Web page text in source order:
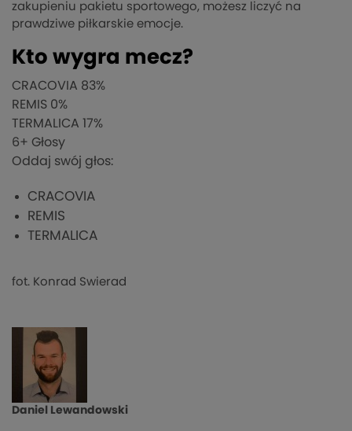
zakupieniu pakietu sportowego, możesz liczyć na
prawdziwe piłkarskie emocje.
Kto wygra mecz?
CRACOVIA 83%
REMIS 0%
TERMALICA 17%
6+ Głosy
Oddaj swój głos:
CRACOVIA
REMIS
TERMALICA
fot. Konrad Swierad
Daniel Lewandowski